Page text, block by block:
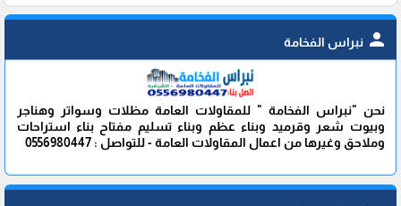
person نبراس الفخامة
نحن "نبراس الفخامة " للمقاولات العامة مظلات وسواتر وهناجر
وبيوت شعر وقرميد وبناء عظم وبناء تسليم مفتاح بناء استراحات
وملاحق وغيرها من اعمال المقاولات العامة - للتواصل : 0556980447